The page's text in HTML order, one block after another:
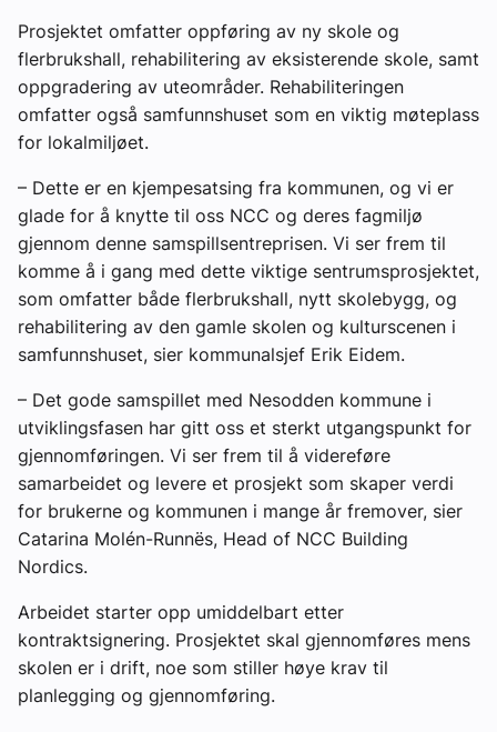
Prosjektet omfatter oppføring av ny skole og
flerbrukshall, rehabilitering av eksisterende skole, samt
oppgradering av uteområder. Rehabiliteringen
omfatter også samfunnshuset som en viktig møteplass
for lokalmiljøet.
– Dette er en kjempesatsing fra kommunen, og vi er
glade for å knytte til oss NCC og deres fagmiljø
gjennom denne samspillsentreprisen. Vi ser frem til
komme å i gang med dette viktige sentrumsprosjektet,
som omfatter både flerbrukshall, nytt skolebygg, og
rehabilitering av den gamle skolen og kulturscenen i
samfunnshuset, sier kommunalsjef Erik Eidem.
– Det gode samspillet med Nesodden kommune i
utviklingsfasen har gitt oss et sterkt utgangspunkt for
gjennomføringen. Vi ser frem til å videreføre
samarbeidet og levere et prosjekt som skaper verdi
for brukerne og kommunen i mange år fremover, sier
Catarina Molén-Runnës, Head of NCC Building
Nordics.
Arbeidet starter opp umiddelbart etter
kontraktsignering. Prosjektet skal gjennomføres mens
skolen er i drift, noe som stiller høye krav til
planlegging og gjennomføring.